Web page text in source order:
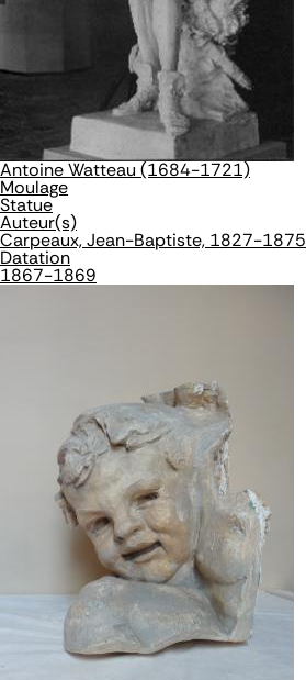
Antoine Watteau (1684-1721)
Moulage
Statue
Auteur(s)
Carpeaux, Jean-Baptiste, 1827-1875
Datation
1867-1869